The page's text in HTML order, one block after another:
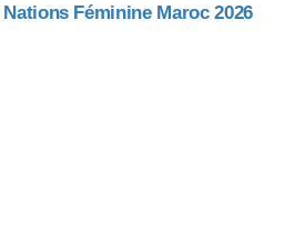
Féminine Maroc 2026